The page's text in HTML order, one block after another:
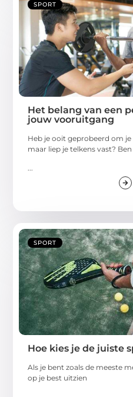
SPORT
Het belang van een
jouw vooruitgang
Heb je ooit geprobeerd om
maar liep je telkens vast? Ben
...
SPORT
Hoe kies je de juiste
Als je bent zoals de meeste
op je best uitzien